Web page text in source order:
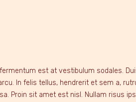
est at vestibulum sodales.
In felis tellus, hendrerit et sem a,
Proin sit amet est nisl. Nullam risus